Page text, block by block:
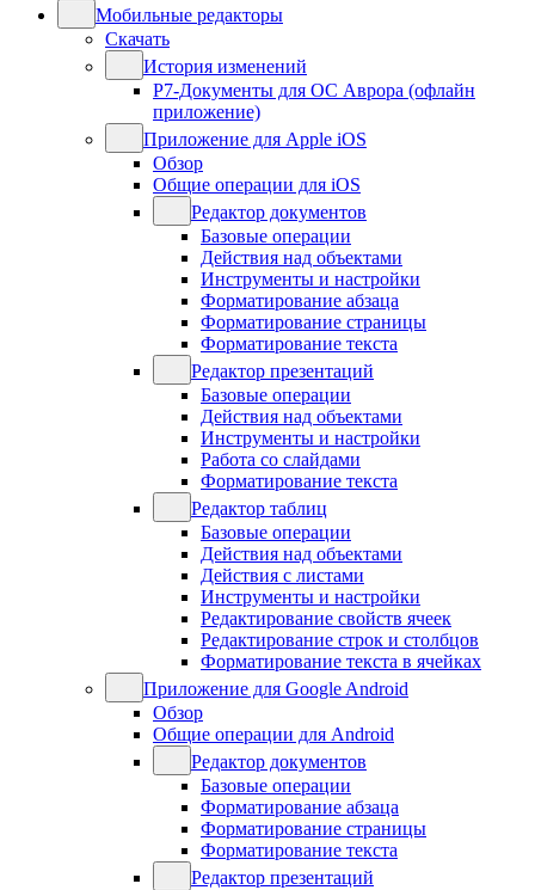
Мобильные редакторы
Скачать
История изменений
Р7-Документы для ОС Аврора (офлайн
приложение)
Приложение для Apple iOS
Обзор
Общие операции для iOS
Редактор документов
Базовые операции
Действия над объектами
Инструменты и настройки
Форматирование абзаца
Форматирование страницы
Форматирование текста
Редактор презентаций
Базовые операции
Действия над объектами
Инструменты и настройки
Работа со слайдами
Форматирование текста
Редактор таблиц
Базовые операции
Действия над объектами
Действия с листами
Инструменты и настройки
Редактирование свойств ячеек
Редактирование строк и столбцов
Форматирование текста в ячейках
Приложение для Google Android
Обзор
Общие операции для Android
Редактор документов
Базовые операции
Форматирование абзаца
Форматирование страницы
Форматирование текста
Редактор презентаций